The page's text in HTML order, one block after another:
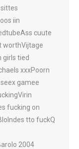
iin
cuute
worthVijtage
girls tied
xxxPoorn
gamee
fucking on
tto fuckQ
2004